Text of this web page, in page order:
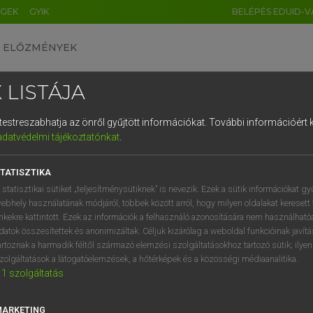
GYIK BELÉPÉS EDUID-
ELŐZMÉNYEK
egyetemes nagyszótár
VAN ELŐFIZETÉSED?
megtekintéséhez.
LISTÁJA
az önről gyűjtött információkat. További információért
tájékoztatónkat.
statisztikai sütiket „teljesítménysütiknek” is nevezik. Ezek a sütik információkat
használatának módjáról, többek között arról, hogy milyen oldalakat keresett
kattintott. Ezek az információk a felhasználó azonosítására nem
összesítettek és anonimizáltak. Céljuk kizárólag a weboldal funkcióinak
a harmadik féltől származó elemzési szolgáltatásokhoz tartozó sütik;
a látogatóelemzések, a hőtérképek és a közösségi médiaanalitika.
1 szolgáltatás
DE CN FR ES IT NL
1 2 3 4 5 6 7 8 9
q w e r t z u i
a s d f g h j k l é
í y x c v b n m , .